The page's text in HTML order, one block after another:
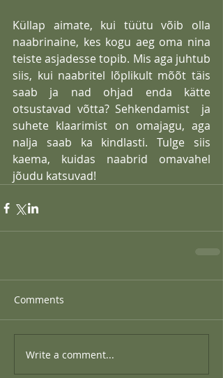
Küllap aimate, kui tüütu võib olla
naabrinaine, kes kogu aeg oma nina
teiste asjadesse topib. Mis aga juhtub
siis, kui naabritel lõplikult mõõt täis
saab ja nad ohjad enda kätte
otsustavad võtta? Sehkendamist  ja
suhete klaarimist on omajagu, aga
nalja saab ka kindlasti. Tulge siis
kaema, kuidas naabrid omavahel
jõudu katsuvad!
Comments
Write a comment...